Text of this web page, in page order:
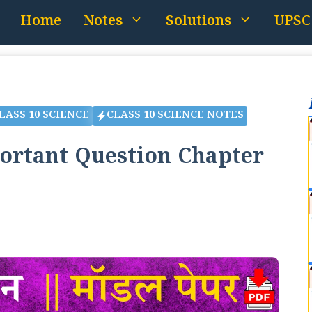
Home Notes Solutions
10 SCIENCE CLASS 10 SCIENCE NOTES
Question Chapter